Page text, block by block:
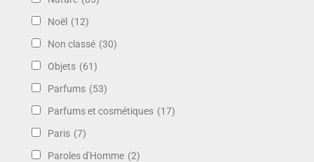
Noël (12)
Non classé (30)
Objets (61)
Parfums (53)
Parfums et cosmétiques (17)
Paris (7)
Paroles d'Homme (2)